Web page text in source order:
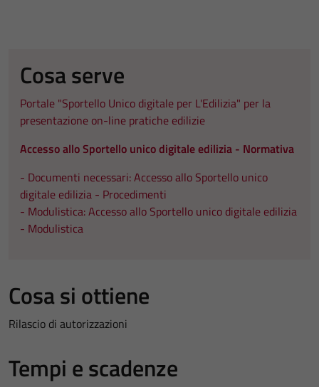
Cosa serve
Portale "Sportello Unico digitale per L'Edilizia" per la
presentazione on-line pratiche edilizie
Accesso allo Sportello unico digitale edilizia - Normativa
- Documenti necessari: Accesso allo Sportello unico
digitale edilizia - Procedimenti
- Modulistica: Accesso allo Sportello unico digitale edilizia
- Modulistica
Cosa si ottiene
Rilascio di autorizzazioni
Tempi e scadenze